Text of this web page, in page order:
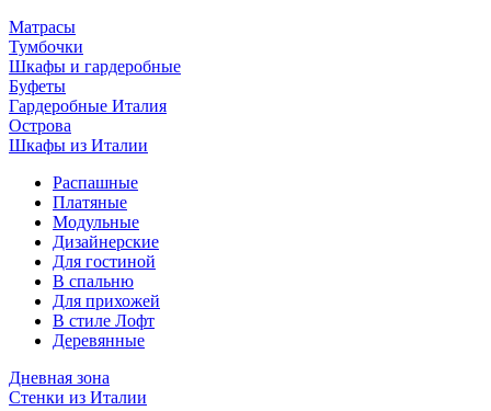
Матрасы
Тумбочки
Шкафы и гардеробные
Буфеты
Гардеробные Италия
Острова
Шкафы из Италии
Распашные
Платяные
Модульные
Дизайнерские
Для гостиной
В спальню
Для прихожей
В стиле Лофт
Деревянные
Дневная зона
Стенки из Италии